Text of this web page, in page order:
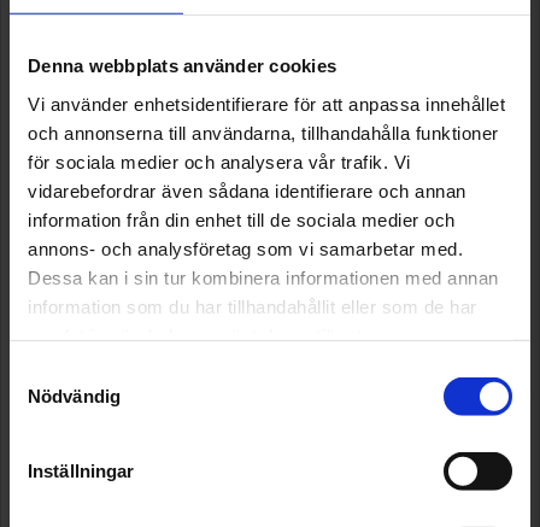
Denna webbplats använder cookies
Vi använder enhetsidentifierare för att anpassa innehållet
och annonserna till användarna, tillhandahålla funktioner
för sociala medier och analysera vår trafik. Vi
vidarebefordrar även sådana identifierare och annan
information från din enhet till de sociala medier och
annons- och analysföretag som vi samarbetar med.
Dessa kan i sin tur kombinera informationen med annan
information som du har tillhandahållit eller som de har
Nödvändig
Inställningar